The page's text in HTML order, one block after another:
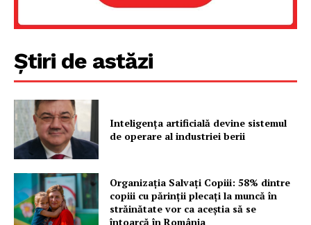
Despre noi / Echipa
Rețea
Contact
Știri de astăzi
Inteligența artificială devine sistemul
de operare al industriei berii
Organizația Salvați Copiii: 58% dintre
copiii cu părinții plecați la muncă în
străinătate vor ca aceștia să se
întoarcă în România